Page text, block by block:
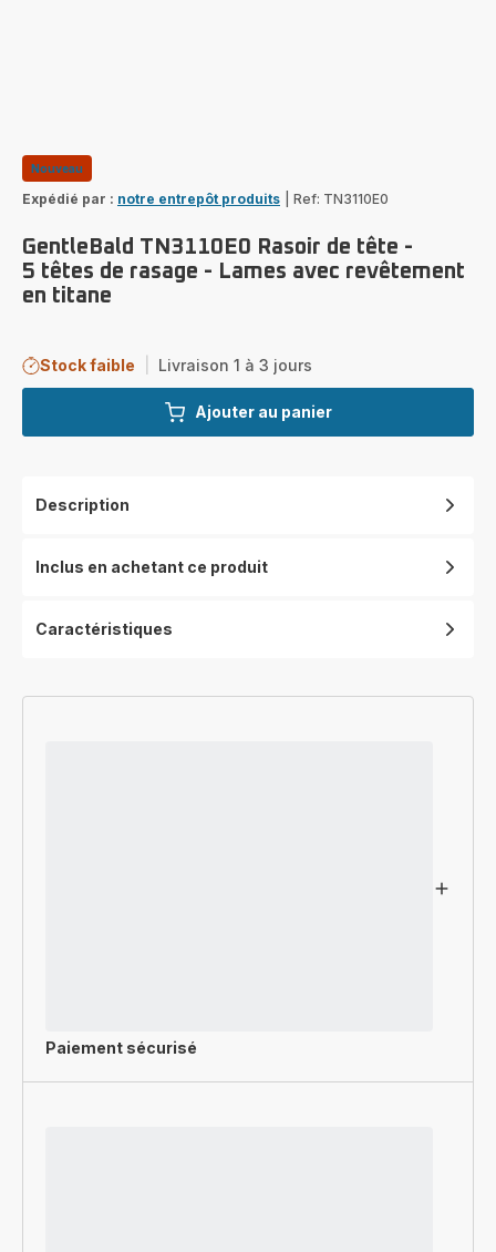
Nouveau
Expédié par : notre entrepôt produits Ref: TN3110E0
GentleBald TN3110E0 Rasoir de tête -
5 têtes de rasage - Lames avec revêtement
en titane
Stock faible Livraison 1 à 3 jours
Ajouter au panier
Description
Inclus en achetant ce produit
Caractéristiques
Paiement sécurisé